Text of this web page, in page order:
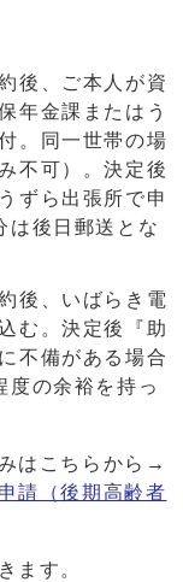
後、ご本人が資
年金課またはう
。同一世帯の場
不可）。決定後
ずら出張所で申
は後日郵送とな
後、いばらき電
む。決定後『助
不備がある場合
度の余裕を持っ
から→
請（後期高齢者
ます。